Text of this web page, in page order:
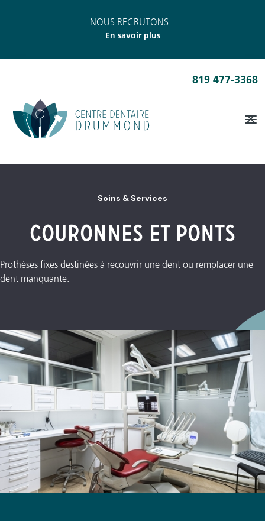
NOUS RECRUTONS
En savoir plus
819 477-3368
Soins & Services
Couronnes et Ponts
Prothèses fixes destinées à recouvrir une dent ou remplacer une
dent manquante.